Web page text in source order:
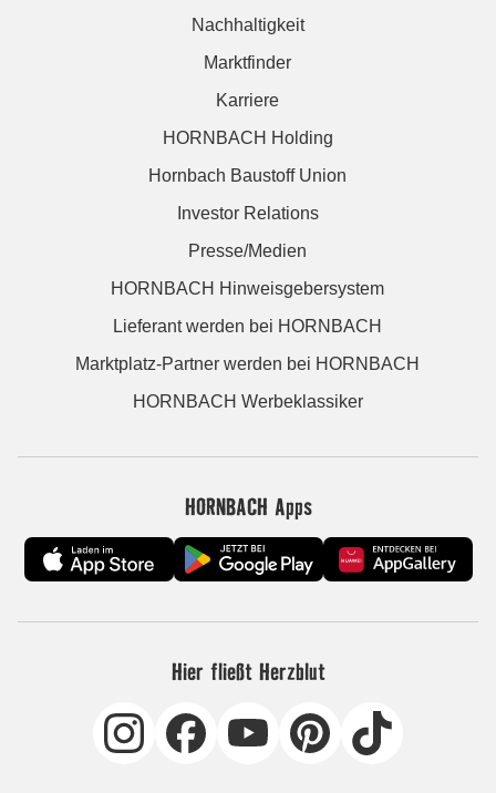
Nachhaltigkeit
Marktfinder
Karriere
HORNBACH Holding
Hornbach Baustoff Union
Investor Relations
Presse/Medien
HORNBACH Hinweisgebersystem
Lieferant werden bei HORNBACH
Marktplatz-Partner werden bei HORNBACH
HORNBACH Werbeklassiker
HORNBACH Apps
Hier fließt Herzblut